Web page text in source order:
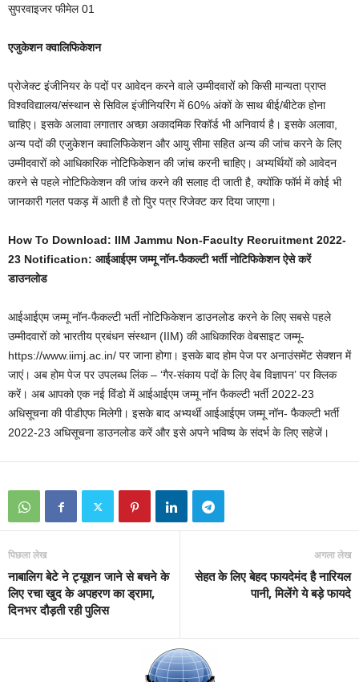
सुपरवाइजर फीमेल 01
एजुकेशन क्वालिफिकेशन
प्रोजेक्ट इंजीनियर के पदों पर आवेदन करने वाले उम्मीदवारों को किसी मान्यता प्राप्त
विश्वविद्यालय/संस्थान से सिविल इंजीनियरिंग में 60% अंकों के साथ बीई/बीटेक होना
चाहिए। इसके अलावा लगातार अच्छा अकादमिक रिकॉर्ड भी अनिवार्य है। इसके अलावा,
अन्य पदों की एजुकेशन क्वालिफिकेशन और आयु सीमा सहित अन्य की जांच करने के लिए
उम्मीदवारों को आधिकारिक नोटिफिकेशन की जांच करनी चाहिए। अभ्यर्थियों को आवेदन
करने से पहले नोटिफिकेशन की जांच करने की सलाह दी जाती है, क्योंकि फॉर्म में कोई भी
जानकारी गलत पकड़ में आती है तो पुिर पत्र रिजेक्ट कर दिया जाएगा।
How To Download: IIM Jammu Non-Faculty Recruitment 2022-
23 Notification: आईआईएम जम्मू नॉन-फैकल्टी भर्ती नोटिफिकेशन ऐसे करें
डाउनलोड
आईआईएम जम्मू नॉन-फैकल्टी भर्ती नोटिफिकेशन डाउनलोड करने के लिए सबसे पहले
उम्मीदवारों को भारतीय प्रबंधन संस्थान (IIM) की आधिकारिक वेबसाइट जम्मू-
https://www.iimj.ac.in/ पर जाना होगा। इसके बाद होम पेज पर अनाउंसमेंट सेक्शन में
जाएं। अब होम पेज पर उपलब्ध लिंक – ‘गैर-संकाय पदों के लिए वेब विज्ञापन’ पर क्लिक
करें। अब आपको एक नई विंडो में आईआईएम जम्मू नॉन फैकल्टी भर्ती 2022-23
अधिसूचना की पीडीएफ मिलेगी। इसके बाद अभ्यर्थी आईआईएम जम्मू नॉन- फैकल्टी भर्ती
2022-23 अधिसूचना डाउनलोड करें और इसे अपने भविष्य के संदर्भ के लिए सहेजें।
पिछला लेख
नाबालिग बेटे ने ट्यूशन जाने से बचने के
लिए रचा खुद के अपहरण का ड्रामा,
दिनभर दौड़ती रही पुलिस
अगला लेख
सेहत के लिए बेहद फायदेमंद है नारियल
पानी, मिलेंगे ये बड़े फायदे